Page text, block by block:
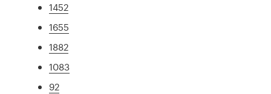
1452
1655
1882
1083
92